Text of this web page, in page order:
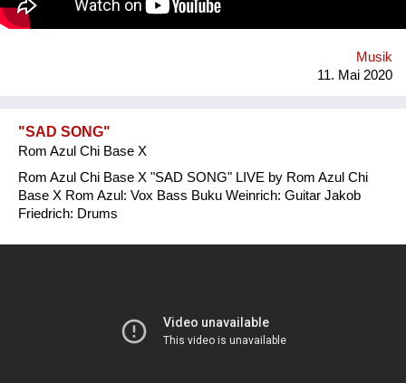
Musik
11. Mai 2020
"SAD SONG"
Rom Azul Chi Base X
Rom Azul Chi Base X "SAD SONG" LIVE by Rom Azul Chi
Base X Rom Azul: Vox Bass Buku Weinrich: Guitar Jakob
Friedrich: Drums